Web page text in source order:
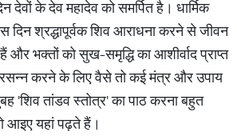
देवों के देव महादेव को समर्पित है। धार्मिक
दिन श्रद्धापूर्वक शिव आराधना करने से जीवन
भक्तों को सुख-समृद्धि का आशीर्वाद प्राप्त
करने के लिए वैसे तो कई मंत्र और उपाय
'शिव तांडव स्तोत्र' का पाठ करना बहुत
आइए यहां पढ़ते हैं।